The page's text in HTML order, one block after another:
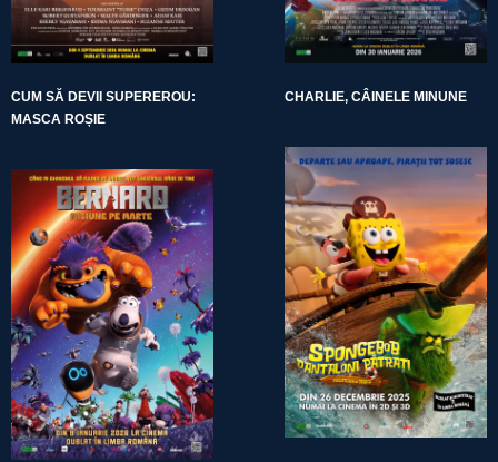
CUM SĂ DEVII SUPEREROU:
MASCA ROȘIE
CHARLIE, CÂINELE MINUNE